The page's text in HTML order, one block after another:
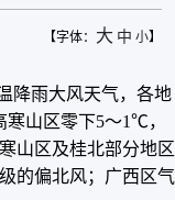
【字体： 大 中 小】
降雨大风天气，各地
山区零下5～1℃，
山区及桂北部分地区
的偏北风；广西区气